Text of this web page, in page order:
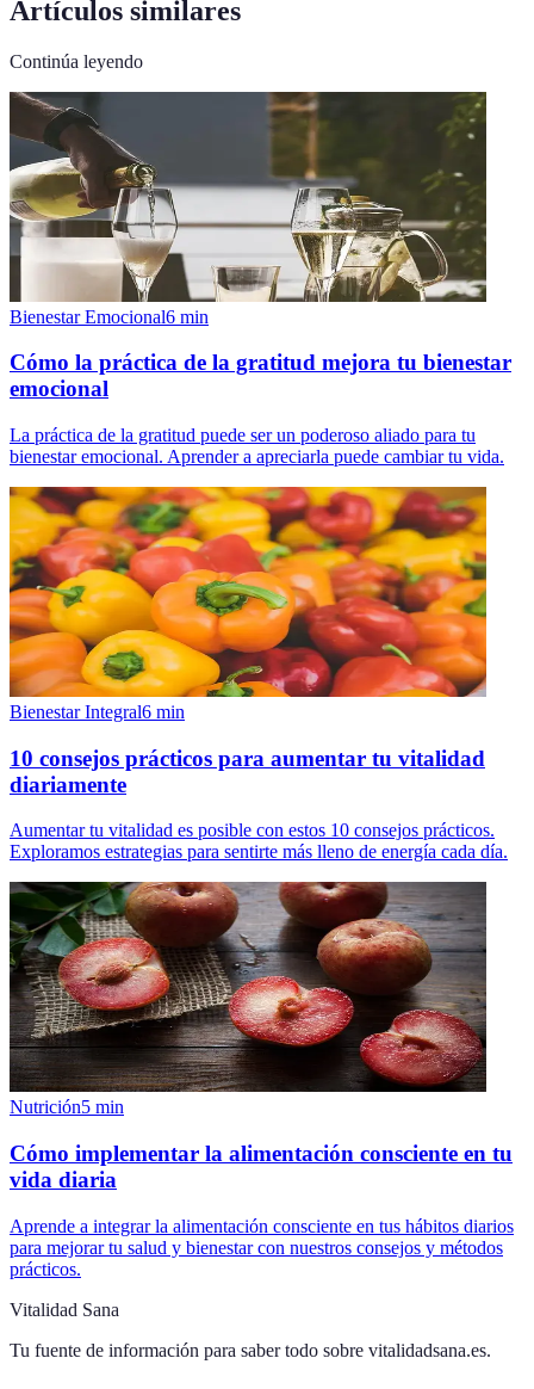
Artículos similares
Continúa leyendo
Bienestar Emocional6 min
Cómo la práctica de la gratitud mejora tu bienestar
emocional
La práctica de la gratitud puede ser un poderoso aliado para tu
bienestar emocional. Aprender a apreciarla puede cambiar tu vida.
Bienestar Integral6 min
10 consejos prácticos para aumentar tu vitalidad
diariamente
Aumentar tu vitalidad es posible con estos 10 consejos prácticos.
Exploramos estrategias para sentirte más lleno de energía cada día.
Nutrición5 min
Cómo implementar la alimentación consciente en tu
vida diaria
Aprende a integrar la alimentación consciente en tus hábitos diarios
para mejorar tu salud y bienestar con nuestros consejos y métodos
prácticos.
Vitalidad Sana
Tu fuente de información para saber todo sobre vitalidadsana.es.